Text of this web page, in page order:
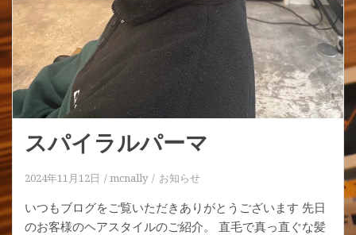
スパイラルパーマ
2024年11月12日 mcnally お知らせ
いつもブログをご覧いただきありがとうございます 先日
のお客様のヘアスタイルのご紹介。 直毛で真っ直ぐな髪